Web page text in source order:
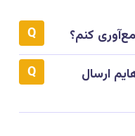
کنم؟
ارسال